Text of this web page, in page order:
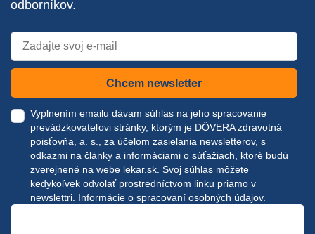
odborníkov.
Chcem newsletter
Vyplnením emailu dávam súhlas na jeho spracovanie
prevádzkovateľovi stránky, ktorým je DÔVERA zdravotná
poisťovňa, a. s., za účelom zasielania newsletterov, s
odkazmi na články a informáciami o súťažiach, ktoré budú
zverejnené na webe lekar.sk . Svoj súhlas môžete
kedykoľvek odvolať prostredníctvom linku priamo v
newslettri. Informácie o spracovaní osobných údajov.